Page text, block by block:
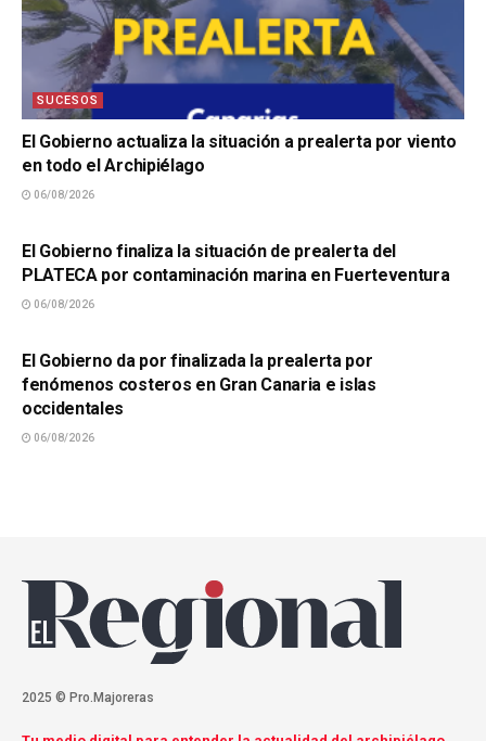
SUCESOS
El Gobierno actualiza la situación a prealerta por viento
en todo el Archipiélago
06/08/2026
El Gobierno finaliza la situación de prealerta del
PLATECA por contaminación marina en Fuerteventura
06/08/2026
El Gobierno da por finalizada la prealerta por
fenómenos costeros en Gran Canaria e islas
occidentales
06/08/2026
2025 © Pro.Majoreras